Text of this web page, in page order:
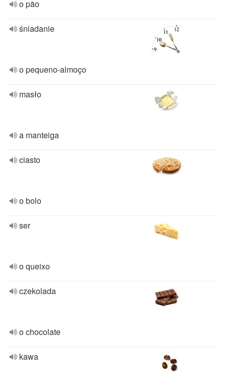
o pão
śniadanie
o pequeno-almoço
masło
a manteiga
ciasto
o bolo
ser
o queixo
czekolada
o chocolate
kawa